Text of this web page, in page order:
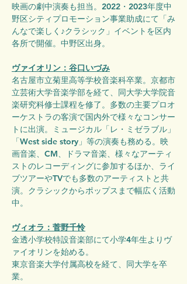
映画の劇中演奏も担当。2022・2023年度中
野区シティプロモーション事業助成にて「み
んなで楽しく♪クラシック」イベントを区内
各所で開催。中野区出身。
ヴァイオリン：谷口いづみ
名古屋市立菊里高等学校音楽科卒業。京都市
立芸術大学音楽学部を経て、同大学大学院音
楽研究科修士課程を修了。多数の主要プロオ
ーケストラの客演で国内外で様々なコンサー
トに出演。ミュージカル「レ・ミゼラブル」
「West side story」等の演奏も務める。映
画音楽、CM、ドラマ音楽、様々なアーティ
ストのレコーディングに参加するほか、ライ
ブツアーやTVでも多数のアーティストと共
演。クラシックからポップスまで幅広く活動
中。
ヴィオラ：菅野千怜
金透小学校特設音楽部にて小学4年生よりヴ
ァイオリンを始める。
東京音楽大学付属高校を経て、同大学を卒
業。